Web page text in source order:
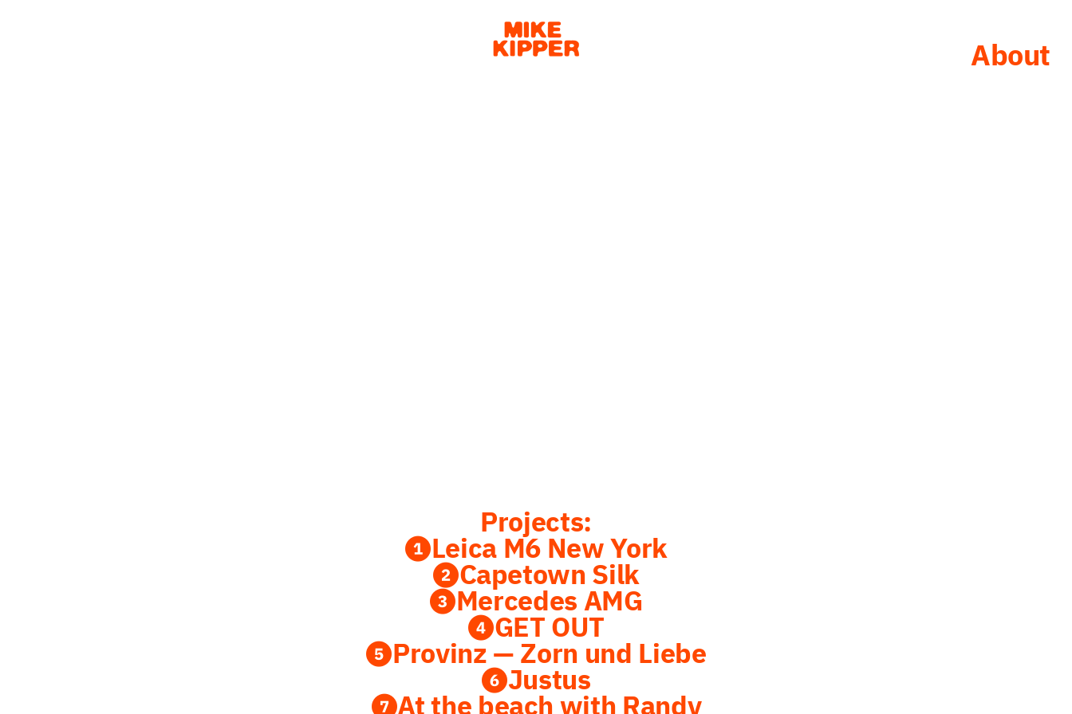
Projects:
❶Leica M6 New York
❷Capetown Silk
❸Mercedes AMG
❹GET OUT
❺Provinz — Zorn und Liebe
❻Justus
❼At the beach with Randy
About